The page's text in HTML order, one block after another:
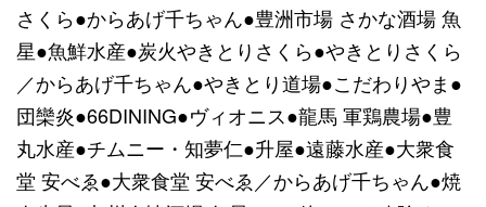
さくら●からあげ千ちゃん●豊洲市場 さかな酒場 魚
星●魚鮮水産●炭火やきとりさくら●やきとりさくら
／からあげ千ちゃん●やきとり道場●こだわりやま●
団欒炎●66DINING●ヴィオニス●龍馬 軍鶏農場●豊
丸水産●チムニー・知夢仁●升屋●遠藤水産●大衆食
堂 安べゑ●大衆食堂 安べゑ／からあげ千ちゃん●焼